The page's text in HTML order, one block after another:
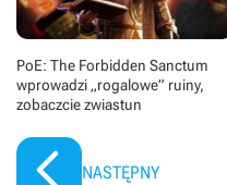
PoE: The Forbidden Sanctum
wprowadzi „rogalowe” ruiny,
zobaczcie zwiastun
NASTĘPNY